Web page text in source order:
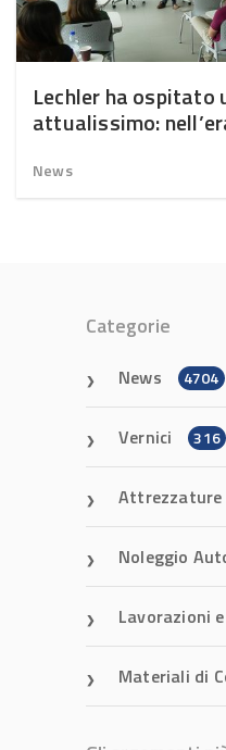
Lechler ha ospitato
attualissimo:
News
Categorie
News 4704
Vernici 316
Attrezzature
Noleggio
Lavorazioni
Materiali di